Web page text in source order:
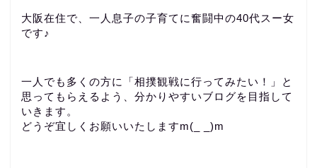
大阪在住で、一人息子の子育てに奮闘中の40代スー女
です♪
一人でも多くの方に「相撲観戦に行ってみたい！」と
思ってもらえるよう、分かりやすいブログを目指して
いきます。
どうぞ宜しくお願いいたしますm(_ _)m